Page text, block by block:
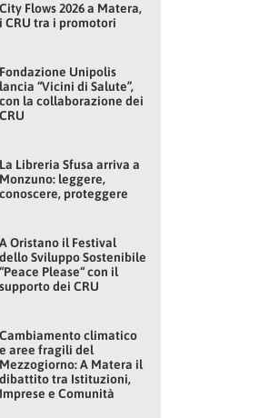
City Flows 2026 a Matera,
i CRU tra i promotori
Fondazione Unipolis
lancia “Vicini di Salute”,
con la collaborazione dei
CRU
La Libreria Sfusa arriva a
Monzuno: leggere,
conoscere, proteggere
A Oristano il Festival
dello Sviluppo Sostenibile
“Peace Please“ con il
supporto dei CRU
Cambiamento climatico
e aree fragili del
Mezzogiorno: A Matera il
dibattito tra Istituzioni,
Imprese e Comunità